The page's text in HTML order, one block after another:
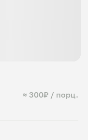
≈ 300₽ / порц.